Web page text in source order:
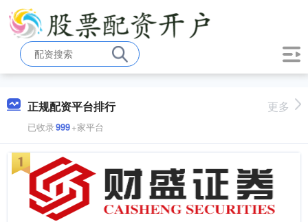
正规配资平台排行
已收录999+家平台
更多